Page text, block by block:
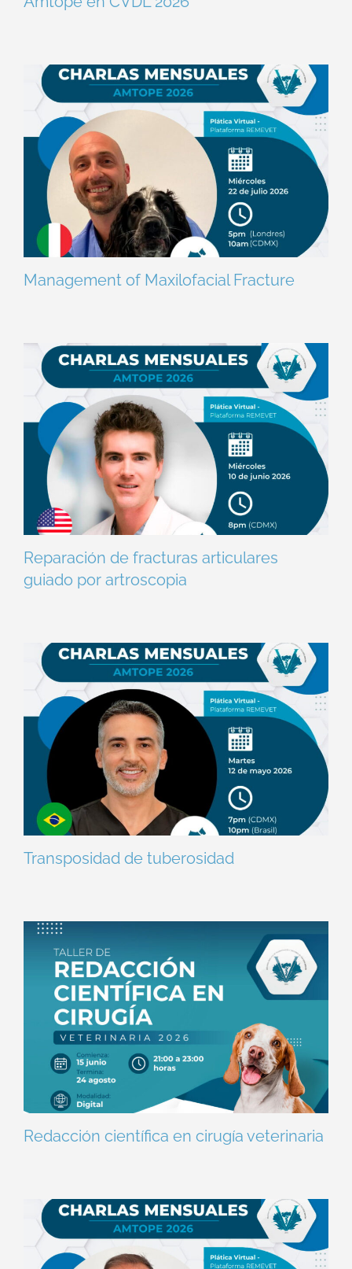
Management of Maxilofacial Fracture
Reparación de fracturas articulares
guiado por artroscopia
Transposidad de tuberosidad
Redacción científica en cirugía veterinaria